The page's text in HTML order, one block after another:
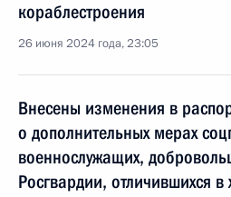
кораблестроения
26 июня 2024 года, 23:05
Внесены изменения в
о дополнительных мерах
военнослужащих,
Росгвардии, отличившихся